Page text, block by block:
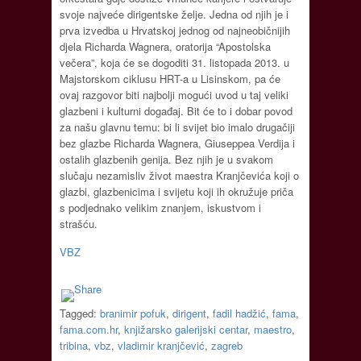
svoje najveće dirigentske želje. Jedna od njih je i
prva izvedba u Hrvatskoj jednog od najneobičnijih
djela Richarda Wagnera, oratorija “Apostolska
večera”, koja će se dogoditi 31. listopada 2013. u
Majstorskom ciklusu HRT-a u Lisinskom, pa će
ovaj razgovor biti najbolji mogući uvod u taj veliki
glazbeni i kulturni događaj. Bit će to i dobar povod
za našu glavnu temu: bi li svijet bio imalo drugačiji
bez glazbe Richarda Wagnera, Giuseppea Verdija i
ostalih glazbenih genija. Bez njih je u svakom
slučaju nezamisliv život maestra Kranjčevića koji o
glazbi, glazbenicima i svijetu koji ih okružuje priča
s podjednako velikim znanjem, iskustvom i
strašću.
VBZ
Tagged: branimir pofuk, dirigent, fadil hadžić, fama,
fama.com.hr, knjižarsko galerijski centar, maestro,
tribina, vbz, vladimir kranjčević, zagreb